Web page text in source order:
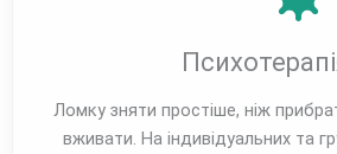
Ломку зняти простіше, ніж
вживати. На індивідуальних та